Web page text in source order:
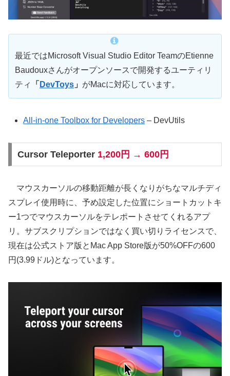
最近ではMicrosoft Visual Studio Editor TeamのEtienne
Baudouxさんがオープンソースで開発するユーティリ
ティ
「 DevToys 」 がMacに対応しています。
All-in-one Toolbox for Developers – DevUtils
Cursor Teleporter 1,200円 → 600円
マウスカーソルの移動距離が長くなりがちなマルチディ
スプレイ使用時に、予め設定した位置にショートカットキ
ー1つでマウスカーソルをテレポートさせてくれるアプ
リ。サブスクリプションではなく買い切りライセンスで、
現在は公式ストア版とMac App Store版が50%OFFの600
円(3.99ドル)となっています。